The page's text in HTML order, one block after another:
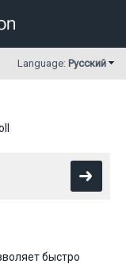
Language: Русский
быстро